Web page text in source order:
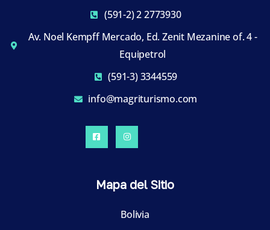
(591-2) 2 2773930
Av. Noel Kempff Mercado, Ed. Zenit Mezanine of. 4 -
Equipetrol
(591-3) 3344559
info@magriturismo.com
Mapa del Sitio
Bolivia